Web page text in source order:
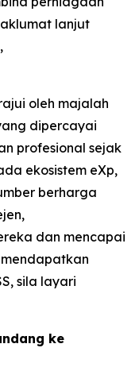
lanjut
oleh majalah
dipercayai
profesional sejak
ekosistem eXp,
berharga
dan mencapai
sila layari
ke